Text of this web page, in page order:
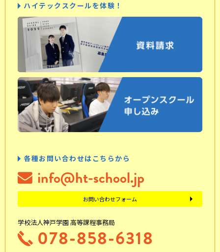
ハイテックスクールを体験！
各種お問い合わせはこちらから
info@ht-school.jp
お問い合わせフォーム
学校法人神戸学園 高等課程事務局
078-858-6318